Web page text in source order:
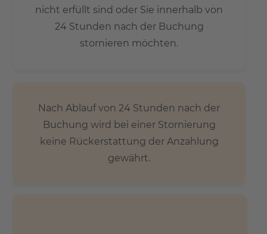
nicht erfüllt sind oder Sie innerhalb von
24 Stunden nach der Buchung
stornieren möchten.
Nach Ablauf von 24 Stunden nach der
Buchung wird bei einer Stornierung
keine Rückerstattung der Anzahlung
gewährt.